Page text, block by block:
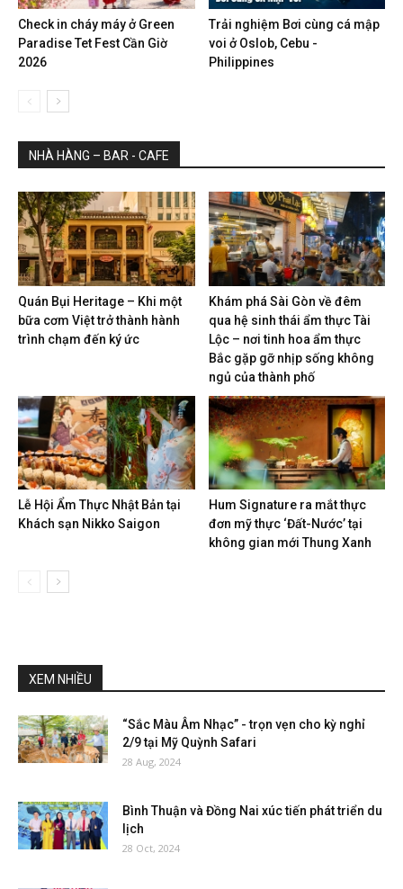
Check in cháy máy ở Green
Paradise Tet Fest Cần Giờ
2026
Trải nghiệm Bơi cùng cá mập
voi ở Oslob, Cebu -
Philippines
NHÀ HÀNG – BAR - CAFE
Quán Bụi Heritage – Khi một
bữa cơm Việt trở thành hành
trình chạm đến ký ức
Khám phá Sài Gòn về đêm
qua hệ sinh thái ẩm thực Tài
Lộc – nơi tinh hoa ẩm thực
Bắc gặp gỡ nhịp sống không
ngủ của thành phố
Lễ Hội Ẩm Thực Nhật Bản tại
Khách sạn Nikko Saigon
Hum Signature ra mắt thực
đơn mỹ thực ‘Đất-Nước’ tại
không gian mới Thung Xanh
XEM NHIỀU
“Sắc Màu Âm Nhạc” - trọn vẹn cho kỳ nghỉ
2/9 tại Mỹ Quỳnh Safari
28 Aug, 2024
Bình Thuận và Đồng Nai xúc tiến phát triển du
lịch
28 Oct, 2024